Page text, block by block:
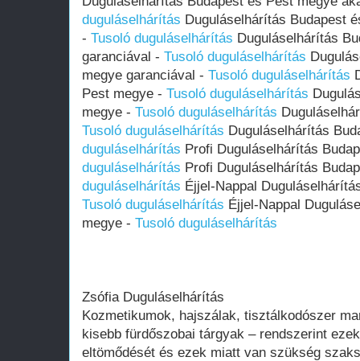
duguláselhárítás Duguláselhárítás Budapest
- Tusoló duguláselhárítás Duguláselhárítás
garanciával - Tusoló duguláselhárítás
megye garanciával - Tusoló duguláselhárítás
Pest megye - Tusoló duguláselhárítás
megye - Tusoló duguláselhárítás
Tusoló duguláselhárítás Duguláselhárítás
duguláselhárítás Profi Duguláselhárítás
duguláselhárítás Profi Duguláselhárítás
duguláselhárítás Éjjel-Nappal
Tusoló duguláselhárítás Éjjel-Nappal
megye - Tusoló duguláselhárítás
Zsófia Duguláselhárítás
Kozmetikumok, hajszálak, tisztálkodószer
kisebb fürdőszobai tárgyak – rendszerint
eltömődését és ezek miatt van szükség